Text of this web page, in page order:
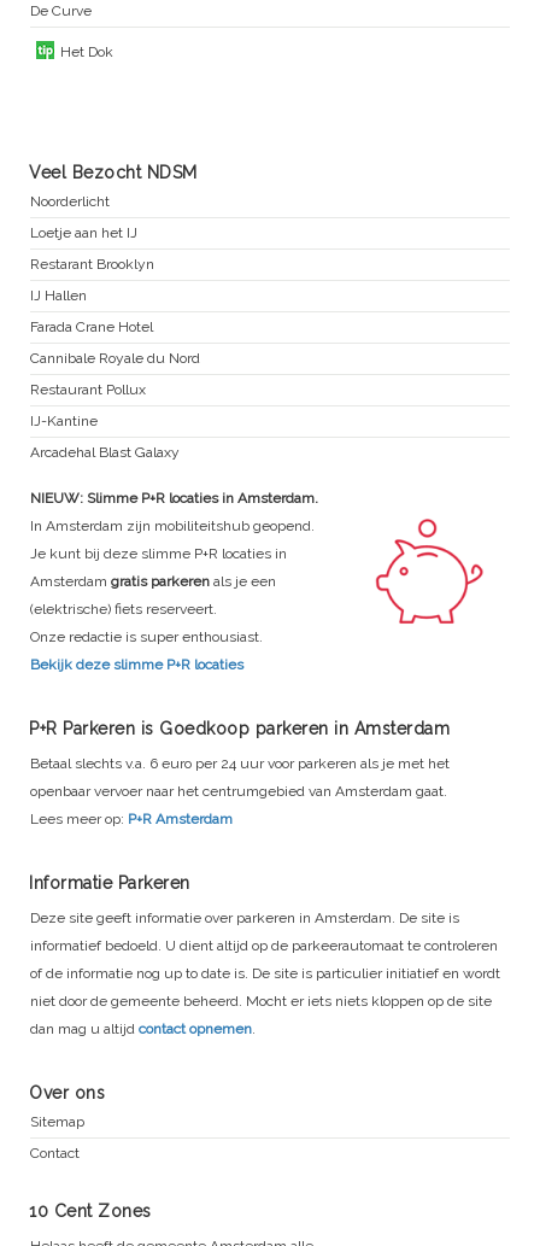
De Curve
Het Dok
Veel Bezocht NDSM
Noorderlicht
Loetje aan het IJ
Restarant Brooklyn
IJ Hallen
Farada Crane Hotel
Cannibale Royale du Nord
Restaurant Pollux
IJ-Kantine
Arcadehal Blast Galaxy
NIEUW: Slimme P+R locaties in Amsterdam.
In Amsterdam zijn mobiliteitshub geopend.
Je kunt bij deze slimme P+R locaties in
Amsterdam gratis parkeren als je een
(elektrische) fiets reserveert.
Onze redactie is super enthousiast.
Bekijk deze slimme P+R locaties
P+R Parkeren is Goedkoop parkeren in Amsterdam
Betaal slechts v.a. 6 euro per 24 uur voor parkeren als je met het
openbaar vervoer naar het centrumgebied van Amsterdam gaat.
Lees meer op: P+R Amsterdam
Informatie Parkeren
Deze site geeft informatie over parkeren in Amsterdam. De site is
informatief bedoeld. U dient altijd op de parkeerautomaat te controleren
of de informatie nog up to date is. De site is particulier initiatief en wordt
niet door de gemeente beheerd. Mocht er iets niets kloppen op de site
dan mag u altijd contact opnemen
Over ons
Sitemap
Contact
10 Cent Zones